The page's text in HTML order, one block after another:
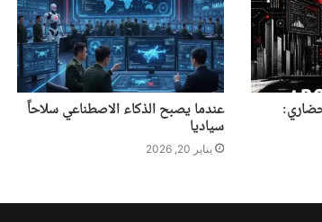
عندما يصبح الذكاء الاصطناعي سلاحاً
سياديا
يناير 20, 2026